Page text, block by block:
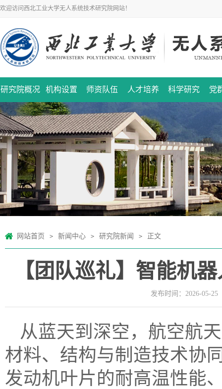
欢迎访问西北工业大学无人系统技术研究院网站！
研究院概况 机构设置 师资队伍 人才培养 科学研究 党
网站首页 > 新闻中心 > 研究院新闻 > 正文
【团队巡礼】智能机
发布时间：2026-05-25
从蓝天到深空，航空航
材料、结构与制造技术协
发动机叶片的耐高温性能